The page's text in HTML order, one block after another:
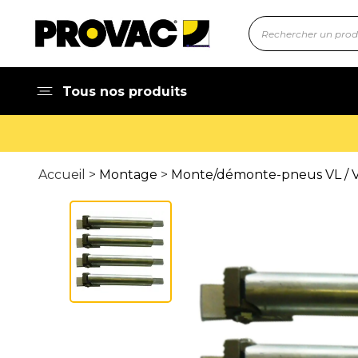
Tous nos produits
Accueil > Montage > Monte/démonte-pneus VL /